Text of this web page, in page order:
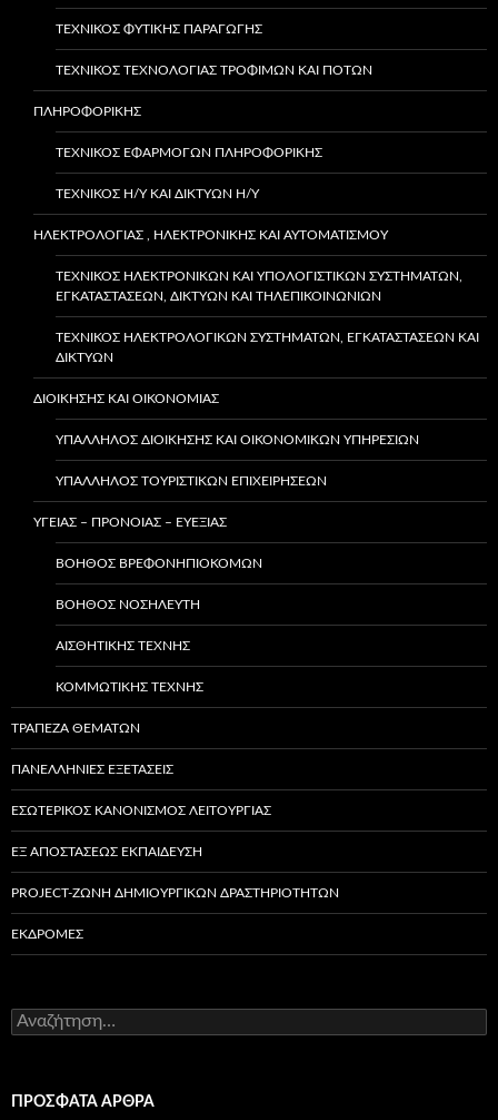
ΤΕΧΝΙΚΌΣ ΦΥΤΙΚΉΣ ΠΑΡΑΓΩΓΉΣ
ΤΕΧΝΙΚΟΣ ΤΕΧΝΟΛΟΓΙΑΣ ΤΡΟΦΙΜΩΝ ΚΑΙ ΠΟΤΩΝ
ΠΛΗΡΟΦΟΡΙΚΗΣ
ΤΕΧΝΙΚΌΣ ΕΦΑΡΜΟΓΏΝ ΠΛΗΡΟΦΟΡΙΚΉΣ
ΤΕΧΝΙΚΌΣ Η/Υ ΚΑΙ ΔΙΚΤΎΩΝ Η/Υ
ΗΛΕΚΤΡΟΛΟΓΙΑΣ , ΗΛΕΚΤΡΟΝΙΚΗΣ ΚΑΙ ΑΥΤΟΜΑΤΙΣΜΟΥ
ΤΕΧΝΙΚΌΣ ΗΛΕΚΤΡΟΝΙΚΏΝ ΚΑΙ ΥΠΟΛΟΓΙΣΤΙΚΏΝ ΣΥΣΤΗΜΆΤΩΝ,
ΕΓΚΑΤΑΣΤΆΣΕΩΝ, ΔΙΚΤΎΩΝ ΚΑΙ ΤΗΛΕΠΙΚΟΙΝΩΝΙΏΝ
ΤΕΧΝΙΚΌΣ ΗΛΕΚΤΡΟΛΟΓΙΚΏΝ ΣΥΣΤΗΜΆΤΩΝ, ΕΓΚΑΤΑΣΤΆΣΕΩΝ ΚΑΙ
ΔΙΚΤΎΩΝ
ΔΙΟΙΚΗΣΗΣ ΚΑΙ ΟΙΚΟΝΟΜΙΑΣ
ΥΠΆΛΛΗΛΟΣ ΔΙΟΊΚΗΣΗΣ ΚΑΙ ΟΙΚΟΝΟΜΙΚΏΝ ΥΠΗΡΕΣΙΏΝ
ΥΠΑΛΛΗΛΟΣ ΤΟΥΡΙΣΤΙΚΩΝ ΕΠΙΧΕΙΡΗΣΕΩΝ
ΥΓΕΙΑΣ – ΠΡΟΝΟΙΑΣ – ΕΥΕΞΙΑΣ
ΒΟΗΘΌΣ ΒΡΕΦΟΝΗΠΙΟΚΌΜΩΝ
ΒΟΗΘΌΣ ΝΟΣΗΛΕΥΤΉ
ΑΙΣΘΗΤΙΚΉΣ ΤΈΧΝΗΣ
ΚΟΜΜΩΤΙΚΉΣ ΤΈΧΝΗΣ
ΤΡΑΠΕΖΑ ΘΕΜΑΤΩΝ
ΠΑΝΕΛΛΗΝΙΕΣ ΕΞΕΤΑΣΕΙΣ
ΕΣΩΤΕΡΙΚΌΣ ΚΑΝΟΝΙΣΜΌΣ ΛΕΙΤΟΥΡΓΊΑΣ
ΕΞ ΑΠΟΣΤΆΣΕΩΣ ΕΚΠΑΊΔΕΥΣΗ
PROJECT-ΖΏΝΗ ΔΗΜΙΟΥΡΓΙΚΏΝ ΔΡΑΣΤΗΡΙΟΤΉΤΩΝ
ΕΚΔΡΟΜΈΣ
Α
ν
ήΠΡΌΣΦΑΤΑ ΆΡΘΡΑ